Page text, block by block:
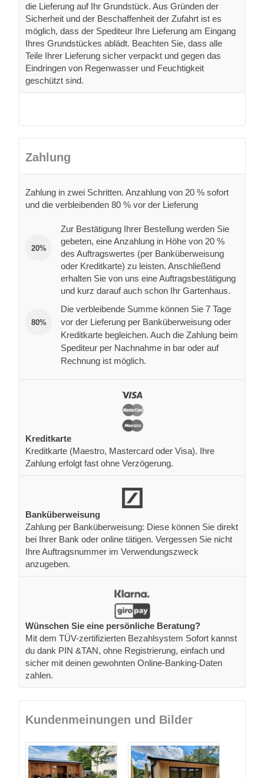
die Lieferung auf Ihr Grundstück. Aus Gründen der
Sicherheit und der Beschaffenheit der Zufahrt ist es
möglich, dass der Spediteur Ihre Lieferung am Eingang
Ihres Grundstückes ablädt. Beachten Sie, dass alle
Teile Ihrer Lieferung sicher verpackt und gegen das
Eindringen von Regenwasser und Feuchtigkeit
geschützt sind.
Zahlung
Zahlung in zwei Schritten. Anzahlung von 20 % sofort
und die verbleibenden 80 % vor der Lieferung
20%
Zur Bestätigung Ihrer Bestellung werden Sie
gebeten, eine Anzahlung in Höhe von 20 %
des Auftragswertes (per Banküberweisung
oder Kreditkarte) zu leisten. Anschließend
erhalten Sie von uns eine Auftragsbestätigung
und kurz darauf auch schon Ihr Gartenhaus.
80%
Die verbleibende Summe können Sie 7 Tage
vor der Lieferung per Banküberweisung oder
Kreditkarte begleichen. Auch die Zahlung beim
Spediteur per Nachnahme in bar oder auf
Rechnung ist möglich.
Kreditkarte
Kreditkarte (Maestro, Mastercard oder Visa). Ihre
Zahlung erfolgt fast ohne Verzögerung.
Banküberweisung
Zahlung per Banküberweisung: Diese können Sie direkt
bei Ihrer Bank oder online tätigen. Vergessen Sie nicht
Ihre Auftragsnummer im Verwendungszweck
anzugeben.
Wünschen Sie eine persönliche Beratung?
Mit dem TÜV-zertifizierten Bezahlsystem Sofort kannst
du dank PIN &TAN, ohne Registrierung, einfach und
sicher mit deinen gewohnten Online-Banking-Daten
zahlen.
Kundenmeinungen und Bilder